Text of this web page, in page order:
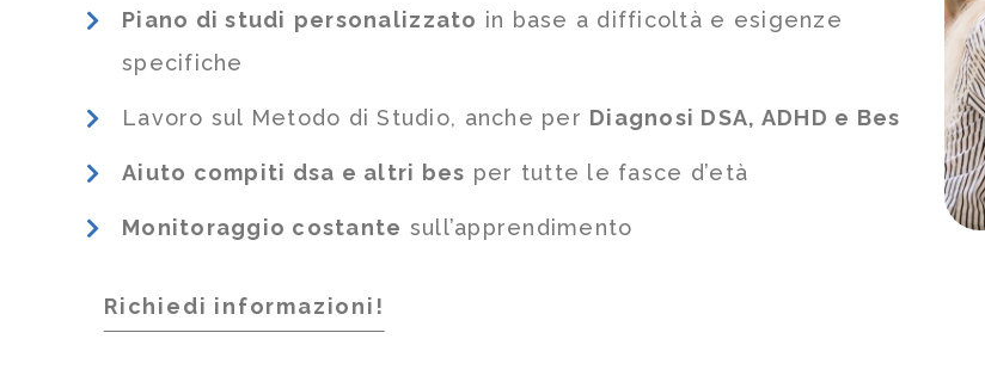
Piano di studi personalizzato in base a difficoltà e esigenze
specifiche
Lavoro sul Metodo di Studio, anche per Diagnosi DSA, ADHD e Bes
Aiuto compiti dsa e altri bes per tutte le fasce d’età
Monitoraggio costante sull’apprendimento
Richiedi informazioni!